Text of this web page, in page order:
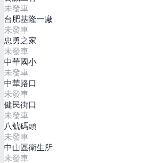
未發車
台肥基隆一廠
未發車
忠勇之家
未發車
中華國小
未發車
中華路口
未發車
健民街口
未發車
八號碼頭
未發車
中山區衛生所
未發車